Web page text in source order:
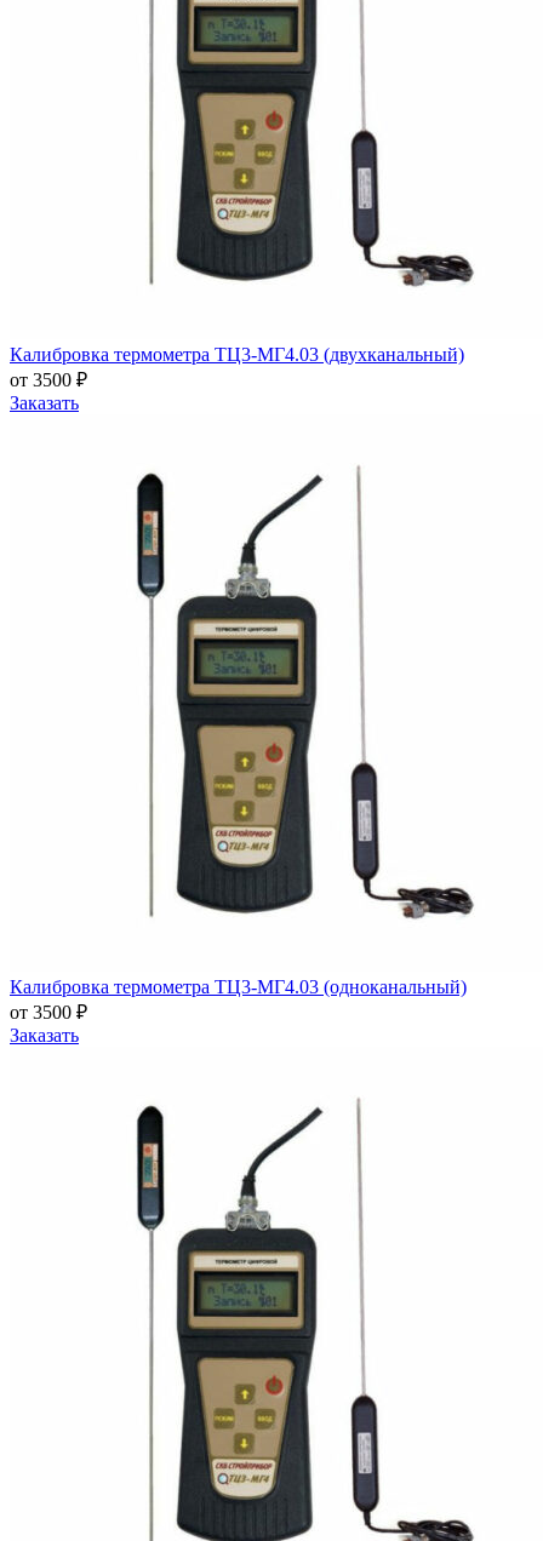
Калибровка термометра ТЦ3-МГ4.03 (двухканальный)
от 3500 ₽
Заказать
Калибровка термометра ТЦ3-МГ4.03 (одноканальный)
от 3500 ₽
Заказать